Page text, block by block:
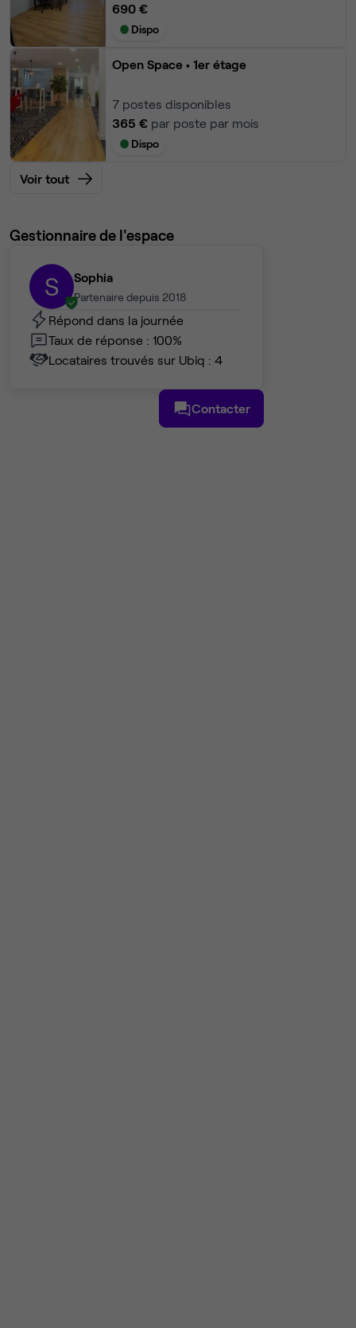
690 €
Dispo
Open Space • 1er étage
7 postes disponibles
365 € par poste par mois
Dispo
Voir tout
Gestionnaire de l'espace
S Sophia
Partenaire depuis 2018
Répond dans la journée
Taux de réponse : 100%
Locataires trouvés sur Ubiq : 4
Contacter